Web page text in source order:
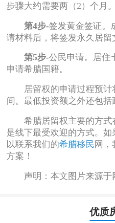
步骤大约需要两（2）个月。
第4步-签发黄金签证。
请材料后，将签发永久居留
第5步-公民申请。居住
申请希腊国籍。
居留权的申请过程预计
间。最低投资额之外还包括
希腊居留权主要的方式
是线下最受欢迎的方式。
以联系我们的希腊移民 网
方案！
声明：本文图片来源于
优质